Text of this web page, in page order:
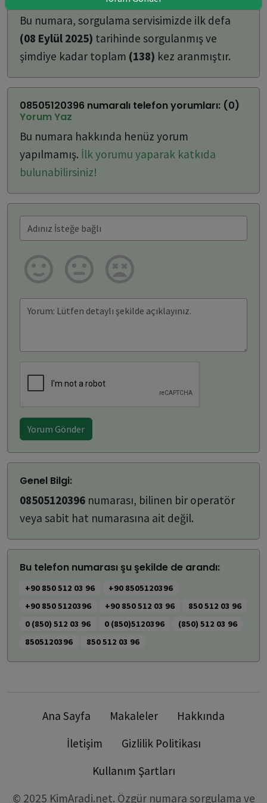
Bu numara, sorgulama servisimizde ilk defa
(08 Eylül 2025) tarihinde sorgulanmış ve
şimdiye kadar toplam (138) kez aranmıştır.
08505120396 numaralı telefon yorumları: (0)
Yorum Yaz
Bu numara hakkında henüz yorum
yapılmamış. İlk yorumu yaparak katkıda
bulunabilirsiniz!
Yorum Gönder
Genel Bilgi:
08505120396 numarası, bilinen bir operatör
veya sabit hat numarasına ait değil.
Bu telefon numarası şu şekilde de arandı:
+90 850 512 03 96
+90 8505120396
+90 850 5120396
+90 850 512 03 96
850 512 03 96
0 (850) 512 03 96
0 (850)5120396
(850) 512 03 96
8505120396
850 512 03 96
Ana Sayfa Makaleler
Hakkında
İletişim
Gizlilik Politikası
Kullanım Şartları
© 2025 KimAradi.net. Özgür numara sorgulama ve